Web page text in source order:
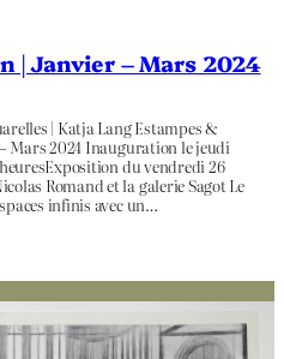
| Janvier – Mars 2024
| Katja Lang Estampes &
Mars 2024 Inauguration le jeudi
heuresExposition du vendredi 26
Romand et la galerie Sagot Le
infinis avec un…